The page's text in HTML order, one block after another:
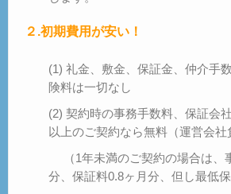
２.初期費用が安い！
(1) 礼金、敷金、保証金、仲介手
険料は一切なし
(2) 契約時の事務手数料、保証会
以上のご契約なら無料（運営会社
（1年未満のご契約の場合は、
分、保証料0.8ヶ月分、但し最低保